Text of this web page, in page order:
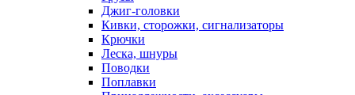
Джиг-головки
Кивки, сторожки, сигнализаторы
Крючки
Леска, шнуры
Поводки
Поплавки